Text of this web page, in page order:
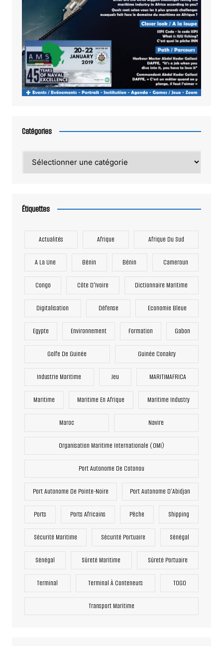
Catégories
Étiquettes
Actualités Afrique Afrique Du Sud
A La Une Bénin Bénin Cameroun
Congo Côte D'Ivoire Dictionnaire Maritime
Digitalisation Défense Economie Bleue
Egypte Environnement Formation Gabon
Golfe De Guinée Guinée Conakry
Industrie Maritime Jeu MARITIMAFRICA
Maritime Maritime En Afrique Maritime Industry
Maroc Navire
Organisation Maritime Internationale (OMI)
Port Autonome De Cotonou
Port Autonome De Pointe-Noire Port Autonome D’Abidjan
Ports Ports Africains Pêche Shipping
Sécurité Maritime Sécurité Portuaire Sénégal
Sénégal Sûreté Maritime Sûreté Portuaire
Terminal Terminal À Conteneurs TOGO
Transport Maritime